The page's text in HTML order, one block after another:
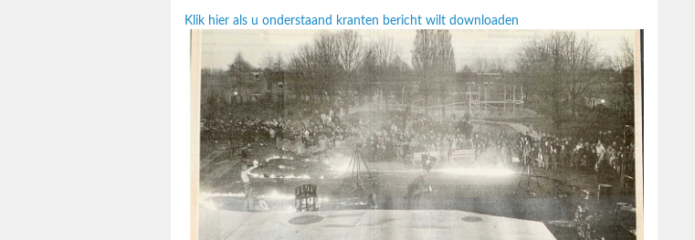
Klik hier als u onderstaand kranten bericht wilt downloaden